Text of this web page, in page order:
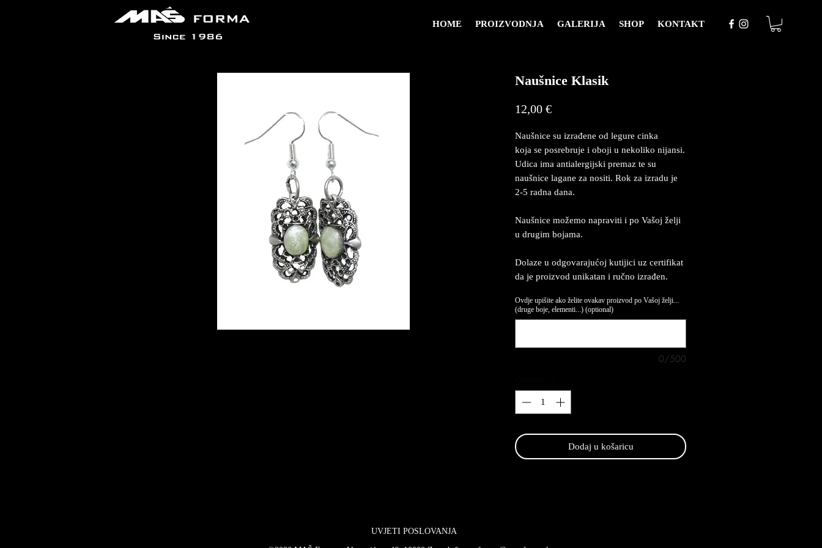
HOME PROIZVODNJA GALERIJA SHOP KONTAKT
Naušnice Klasik
12,00 €Price
Naušnice su izrađene od legure cinka
koja se posrebruje i oboji u nekoliko nijansi.
Udica ima antialergijski premaz te su
naušnice lagane za nositi. Rok za izradu je
2-5 radna dana.
Naušnice možemo napraviti i po Vašoj želji
u drugim bojama.
Dolaze u odgovarajućoj kutijici uz certifikat
da je proizvod unikatan i ručno izrađen.
Ovdje upišite ako želite ovakav proizvod po Vašoj želji...
(druge boje, elementi...) (optional)
0/500
Dodaj u košaricu
UVJETI POSLOVANJA